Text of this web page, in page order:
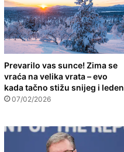
Prevarilo vas sunce! Zima se
vraća na velika vrata – evo
kada tačno stižu snijeg i leden
07/02/2026